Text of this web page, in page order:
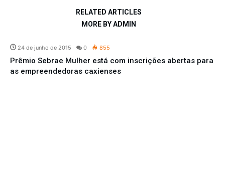
RELATED ARTICLES
MORE BY ADMIN
24 de junho de 2015 0 855
Prêmio Sebrae Mulher está com inscrições abertas para
as empreendedoras caxienses